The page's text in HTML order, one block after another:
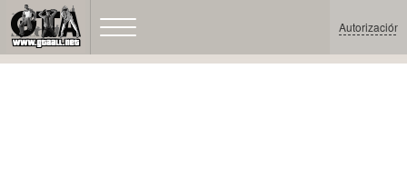
Autorización